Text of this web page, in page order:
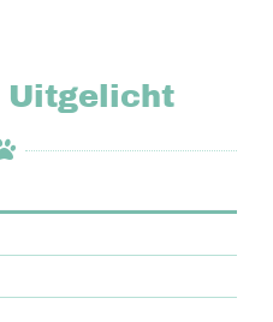
Uitgelicht